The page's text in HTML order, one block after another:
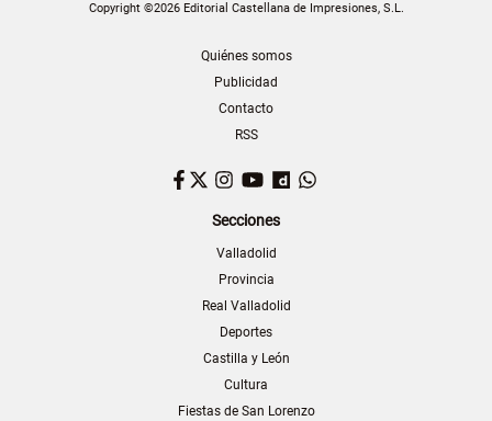
Copyright ©2026 Editorial Castellana de Impresiones, S.L.
Quiénes somos
Publicidad
Contacto
RSS
Facebook
TwitterInstagram
YouTubeDailymotion
Secciones
Valladolid
Provincia
Real Valladolid
Deportes
Castilla y León
Cultura
Fiestas de San Lorenzo